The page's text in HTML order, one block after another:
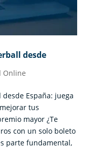
desde
Online
España: juega
tus
mayor ¿Te
con un solo boleto
parte fundamental,